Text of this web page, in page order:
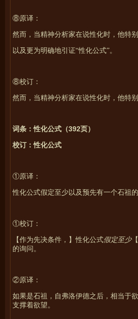
⑧原译：
然而，当精神分析家在说性化时，他特
以及更为明确地引证“性化公式”。
⑧校订：
然而，当精神分析家在说性化时，他特
词条：性化公式（392页）
校订：性化公式
①原译：
性化公式假定至少以及预先有一个石祖
①校订：
【作为先决条件，】性化公式假定至少
的询问。
②原译：
如果是石祖，自弗洛伊德之后，相当于
支撑着欲望。